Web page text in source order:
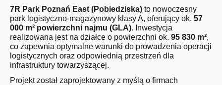
7R Park Poznań East (Pobiedziska) to nowoczesny
park logistyczno-magazynowy klasy A, oferujący ok. 57
000 m² powierzchni najmu (GLA). Inwestycja
realizowana jest na działce o powierzchni ok. 95 830 m²,
co zapewnia optymalne warunki do prowadzenia operacji
logistycznych oraz odpowiednią przestrzeń dla
infrastruktury towarzyszącej.
Projekt został zaprojektowany z myślą o firmach